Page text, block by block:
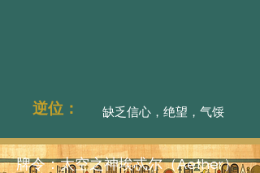
逆位： 缺乏信心，绝望，气馁
牌令：太空之神埃忒尔（Aether）